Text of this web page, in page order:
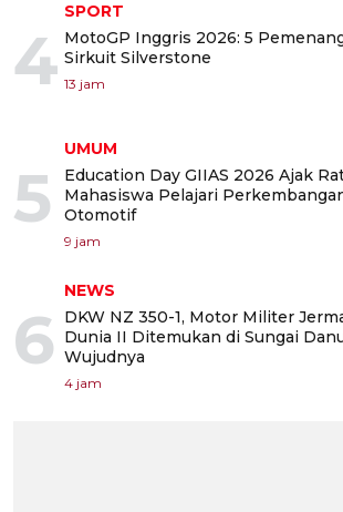
4
SPORT
MotoGP Inggris 2026: 5
Sirkuit Silverstone
13 jam
5
UMUM
Education Day GIIAS 2026 Ajak
Mahasiswa Pelajari
Otomotif
9 jam
6
NEWS
DKW NZ 350-1, Motor Militer
Dunia II Ditemukan di Sungai
Wujudnya
4 jam